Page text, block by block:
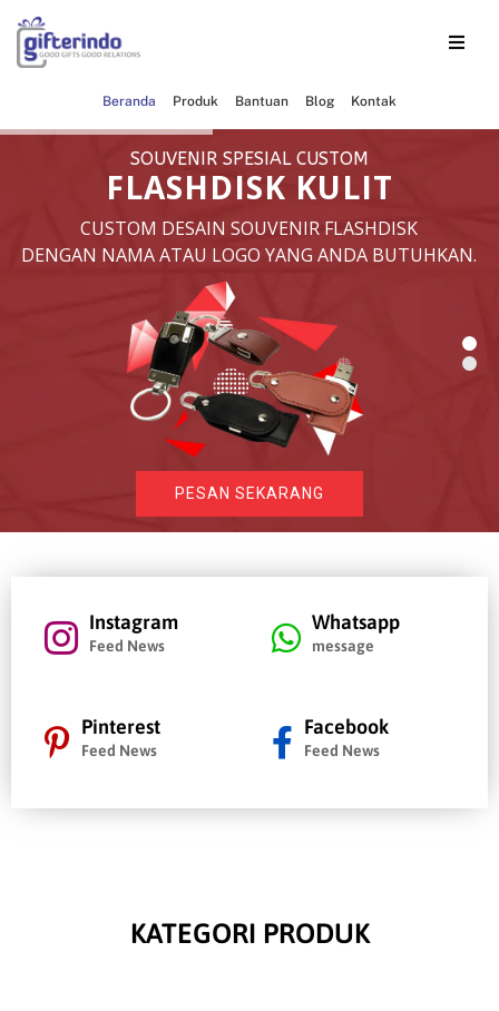
Beranda Produk Bantuan Blog Kontak
SOUVENIR SPESIAL CUSTOM
FLASHDISK KULIT
CUSTOM DESAIN SOUVENIR FLASHDISK
DENGAN NAMA ATAU LOGO YANG ANDA BUTUHKAN.
PESAN SEKARANG
Instagram
Feed News
Whatsapp
message
Pinterest
Feed News
Facebook
Feed News
KATEGORI PRODUK